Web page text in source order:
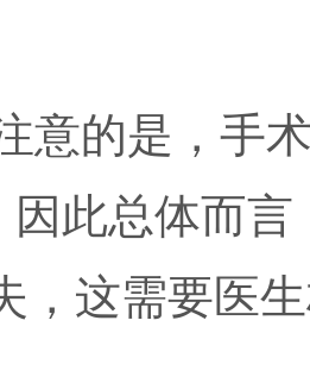
的是，手
因此总体而
，这需要医